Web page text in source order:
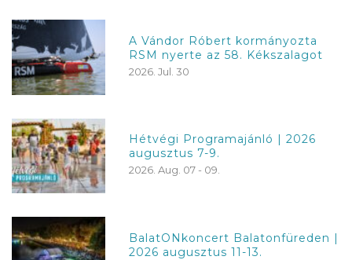
A Vándor Róbert kormányozta
RSM nyerte az 58. Kékszalagot
2026. Jul. 30
Hétvégi Programajánló | 2026
augusztus 7-9.
2026. Aug. 07 - 09.
BalatONkoncert Balatonfüreden |
2026 augusztus 11-13.